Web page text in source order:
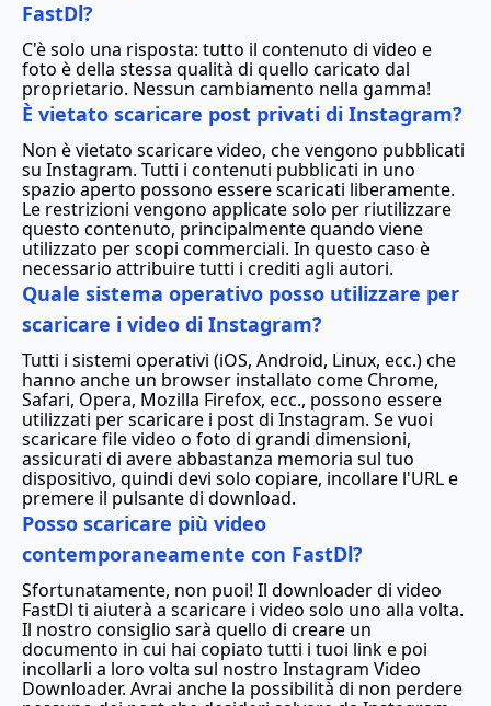
FastDl?
C'è solo una risposta: tutto il contenuto di video e
foto è della stessa qualità di quello caricato dal
proprietario. Nessun cambiamento nella gamma!
È vietato scaricare post privati di Instagram?
Non è vietato scaricare video, che vengono pubblicati
su Instagram. Tutti i contenuti pubblicati in uno
spazio aperto possono essere scaricati liberamente.
Le restrizioni vengono applicate solo per riutilizzare
questo contenuto, principalmente quando viene
utilizzato per scopi commerciali. In questo caso è
necessario attribuire tutti i crediti agli autori.
Quale sistema operativo posso utilizzare per
scaricare i video di Instagram?
Tutti i sistemi operativi (iOS, Android, Linux, ecc.) che
hanno anche un browser installato come Chrome,
Safari, Opera, Mozilla Firefox, ecc., possono essere
utilizzati per scaricare i post di Instagram. Se vuoi
scaricare file video o foto di grandi dimensioni,
assicurati di avere abbastanza memoria sul tuo
dispositivo, quindi devi solo copiare, incollare l'URL e
premere il pulsante di download.
Posso scaricare più video
contemporaneamente con FastDl?
Sfortunatamente, non puoi! Il downloader di video
FastDl ti aiuterà a scaricare i video solo uno alla volta.
Il nostro consiglio sarà quello di creare un
documento in cui hai copiato tutti i tuoi link e poi
incollarli a loro volta sul nostro Instagram Video
Downloader. Avrai anche la possibilità di non perdere